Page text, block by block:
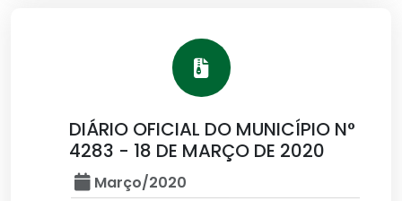
DIÁRIO OFICIAL DO MUNICÍPIO N°
4283 - 18 DE MARÇO DE 2020
Março/2020